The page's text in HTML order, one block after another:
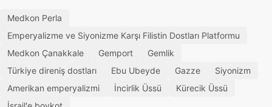
Medkon Perla
Emperyalizme ve Siyonizme Karşı Filistin Dostları Platformu
Medkon Çanakkale
Gemport
Gemlik
Türkiye direniş dostları
Ebu Ubeyde Gazze
Siyonizm
Amerikan emperyalizmi
İncirlik Üssü
Kürecik Üssü